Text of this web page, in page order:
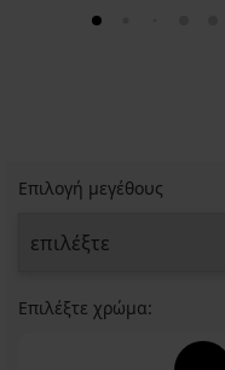
Επιλογή μεγέθους
Επιλέξτε χρώμα: